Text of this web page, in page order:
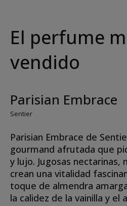
El perfume
vendido
Parisian Embrace
Sentier
Parisian Embrace de
gourmand afrutada que
y lujo. Jugosas nectarinas,
crean una vitalidad
toque de almendra
la calidez de la vainilla y el